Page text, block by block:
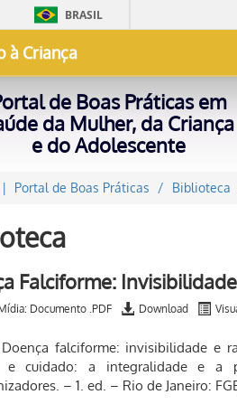
BRASIL
à Criança
de Boas Práticas em
da Mulher, da Criança
e do Adolescente
Portal de Boas Práticas Biblioteca
Falciforme:
Documento .PDF Download
Doença falciforme: invisibilidade e
e cuidado: a integralidade e
– 1. ed. – Rio de Janeiro: